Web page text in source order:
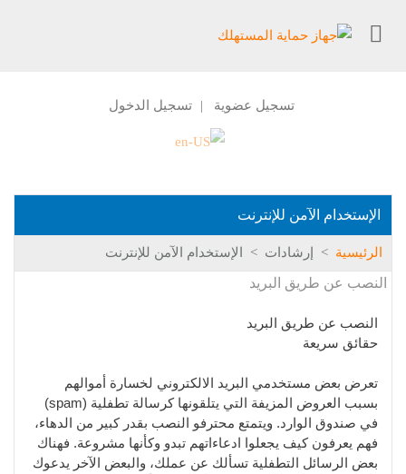
تسجيل عضوية | تسجيل الدخول
الإستخدام الآمن للإنترنت
الرئيسية > إرشادات > الإستخدام الآمن للإنترنت
النصب عن طريق البريد
النصب عن طريق البريد
حقائق سريعة
تعرض بعض مستخدمي البريد الالكتروني لخسارة أموالهم
بسبب العروض المزيفة التي يتلقونها كرسالة تطفلية (spam)
في صندوق الوارد. ويتمتع محترفو النصب بقدر كبير من الدهاء،
فهم يعرفون كيف يجعلوا ادعاءاتهم تبدو وكأنها مشروعة. فهناك
بعض الرسائل التطفلية تسألك عن عملك، والبعض الآخر يدعوك